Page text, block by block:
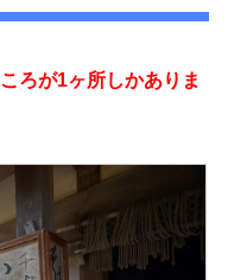
ろが1ヶ所しかありま